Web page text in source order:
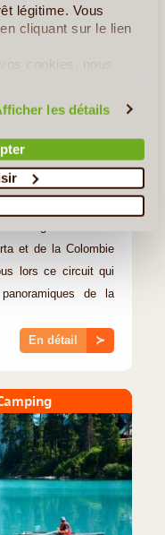
légitime. Vous
cliquant sur le lien
cookies, nous
les détails
©
À partir de1 060 $
et de la Colombie
lors ce circuit qui
de la
En détail ≻